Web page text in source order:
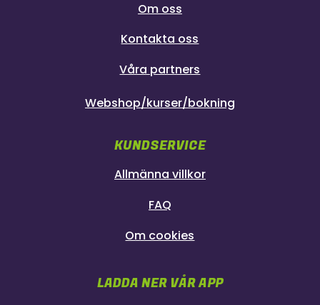
Om oss
Kontakta oss
Våra partners
Webshop/kurser/bokning
KUNDSERVICE
Allmänna villkor
FAQ
Om cookies
LADDA NER VÅR APP